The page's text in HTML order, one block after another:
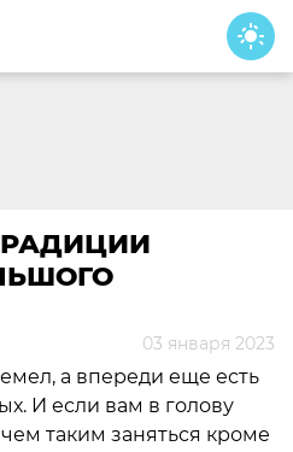
03 января 2023
а впереди еще есть
И если вам в голову
таким заняться кроме